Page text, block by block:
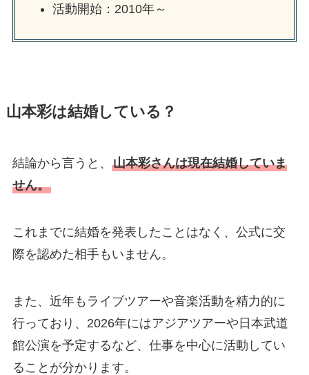
活動開始：2010年～
山本彩は結婚している？
結論から言うと、 山本彩さんは現在結婚していま
せん。
これまでに結婚を発表したことはなく、公式に交
際を認めた相手もいません。
また、近年もライブツアーや音楽活動を精力的に
行っており、2026年にはアジアツアーや日本武道
館公演を予定するなど、仕事を中心に活動してい
ることが分かります。